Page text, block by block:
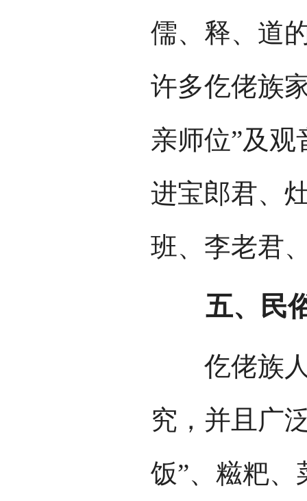
儒、释、道
许多仡佬族
亲师位”及
进宝郎君、
班、李老君
五、民
仡佬族人
究，并且广
饭”、糍粑